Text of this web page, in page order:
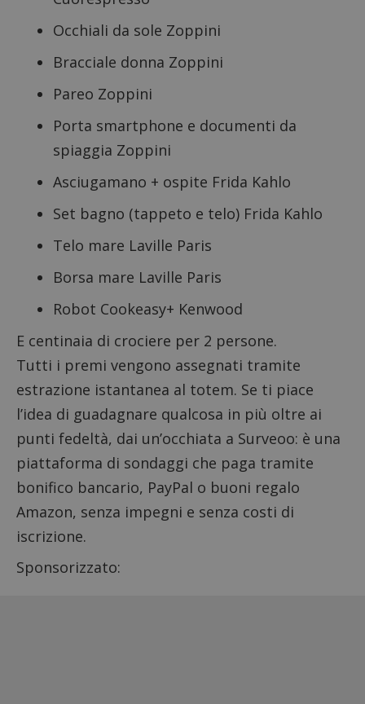
Occhiali da sole Zoppini
Bracciale donna Zoppini
Pareo Zoppini
Porta smartphone e documenti da
spiaggia Zoppini
Asciugamano + ospite Frida Kahlo
Set bagno (tappeto e telo) Frida Kahlo
Telo mare Laville Paris
Borsa mare Laville Paris
Robot Cookeasy+ Kenwood
E centinaia di crociere per 2 persone.
Tutti i premi vengono assegnati tramite
estrazione istantanea al totem. Se ti piace
l’idea di guadagnare qualcosa in più oltre ai
punti fedeltà, dai un’occhiata a Surveoo: è una
piattaforma di sondaggi che paga tramite
bonifico bancario, PayPal o buoni regalo
Amazon, senza impegni e senza costi di
iscrizione.
Sponsorizzato: